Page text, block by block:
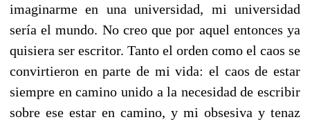
imaginarme en una universidad, mi universidad
sería el mundo. No creo que por aquel entonces ya
quisiera ser escritor. Tanto el orden como el caos se
convirtieron en parte de mi vida: el caos de estar
siempre en camino unido a la necesidad de escribir
sobre ese estar en camino, y mi obsesiva y tenaz